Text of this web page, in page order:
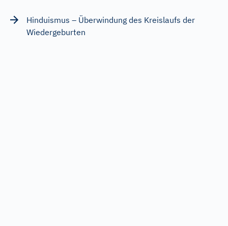
Hinduismus – Überwindung des Kreislaufs der
Wiedergeburten